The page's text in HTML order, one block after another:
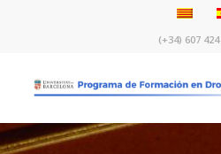
(+34) 607